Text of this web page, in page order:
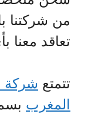
من شركتنا
تعاقد معنا
تتمتع شركة
المغرب